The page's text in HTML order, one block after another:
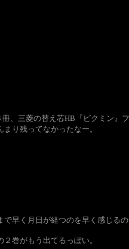
、三菱の替え芯HB『ピクミン』
り残ってなかったなー。
早く月日が経つのを早く感じるの
巻がもう出てるっぽい。